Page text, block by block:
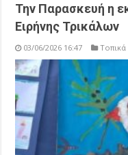
Την Παρασκευή η
Ειρήνης Τρικάλων
03/06/2026 16:47 Τοπικά